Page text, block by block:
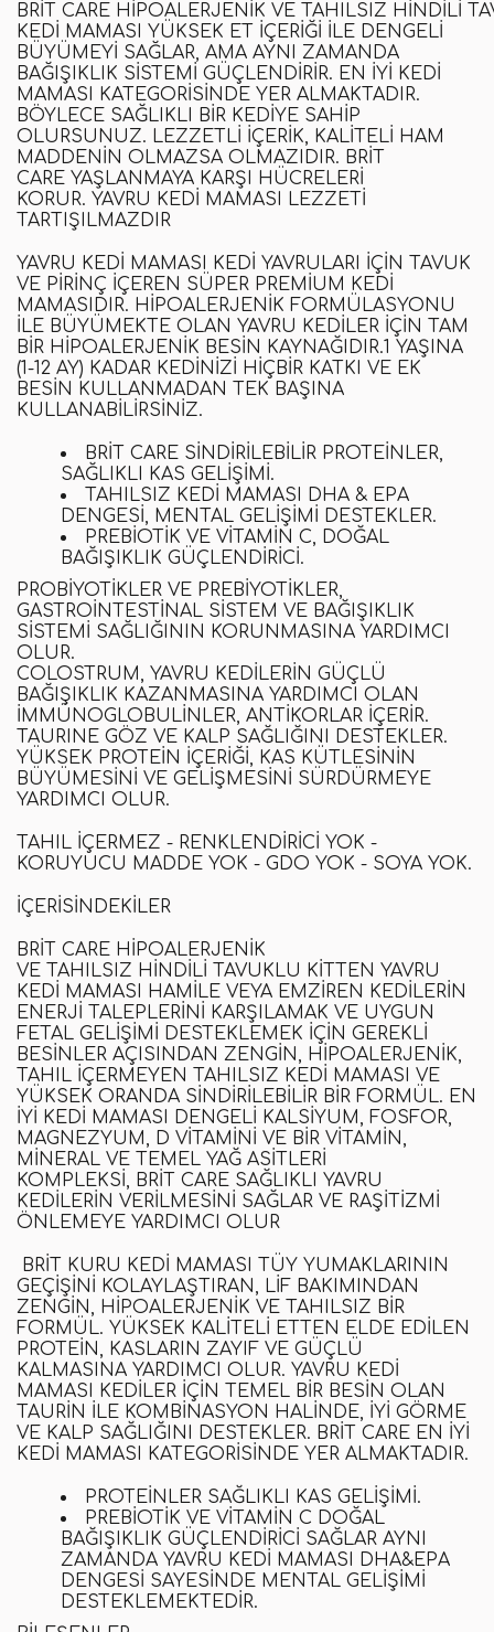
BRIT CARE HIPOALERJENIK VE TAHILSIZ HINDILI
KEDI MAMASI YÜKSEK ET IÇERIĞI ILE DENGELI
BÜYÜMEYI SAĞLAR, AMA AYNI ZAMANDA
BAĞIŞIKLIK SISTEMI GÜÇLENDIRIR. EN İYI KEDI
MAMASI KATEGORISINDE YER ALMAKTADIR.
BÖYLECE SAĞLIKLI BIR KEDIYE SAHIP
OLURSUNUZ. LEZZETLI IÇERIK, KALITELI HAM
MADDENIN OLMAZSA OLMAZIDIR. BRIT
CARE YAŞLANMAYA KARŞI HÜCRELERI
KORUR. YAVRU KEDI MAMASI LEZZETI
TARTIŞILMAZDIR
YAVRU KEDI MAMASI KEDI YAVRULARI IÇIN TAVUK
VE PIRINÇ IÇEREN SÜPER PREMIUM KEDI
MAMASIDIR. HIPOALERJENIK FORMÜLASYONU
ILE BÜYÜMEKTE OLAN YAVRU KEDILER IÇIN TAM
BIR HIPOALERJENIK BESIN KAYNAĞIDIR.1 YAŞINA
(1-12 AY) KADAR KEDINIZI HIÇBIR KATKI VE EK
BESIN KULLANMADAN TEK BAŞINA
KULLANABILIRSINIZ.
BRIT CARE SINDIRILEBILIR PROTEINLER,
SAĞLIKLI KAS GELIŞIMI.
TAHILSIZ KEDI MAMASI DHA & EPA
DENGESI, MENTAL GELIŞIMI DESTEKLER.
PREBIOTIK VE VITAMIN C, DOĞAL
BAĞIŞIKLIK GÜÇLENDIRICI.
PROBİYOTİKLER VE PREBİYOTİKLER,
GASTROINTESTINAL SISTEM VE BAĞIŞIKLIK
SISTEMI SAĞLIĞININ KORUNMASINA YARDIMCI
OLUR.
COLOSTRUM, YAVRU KEDILERIN GÜÇLÜ
BAĞIŞIKLIK KAZANMASINA YARDIMCI OLAN
IMMÜNOGLOBULINLER, ANTIKORLAR IÇERIR.
TAURINE GÖZ VE KALP SAĞLIĞINI DESTEKLER.
YÜKSEK PROTEİN İÇERİĞİ, KAS KÜTLESININ
BÜYÜMESINI VE GELIŞMESINI SÜRDÜRMEYE
YARDIMCI OLUR.
TAHIL IÇERMEZ - RENKLENDIRICI YOK -
KORUYUCU MADDE YOK - GDO YOK - SOYA YOK.
İÇERISINDEKILER
BRIT CARE HIPOALERJENIK
VE TAHILSIZ HINDILI TAVUKLU KITTEN YAVRU
KEDI MAMASI HAMILE VEYA EMZIREN KEDILERIN
ENERJI TALEPLERINI KARŞILAMAK VE UYGUN
FETAL GELIŞIMI DESTEKLEMEK IÇIN GEREKLI
BESINLER AÇISINDAN ZENGIN, HIPOALERJENIK,
TAHIL IÇERMEYEN TAHILSIZ KEDI MAMASI VE
YÜKSEK ORANDA SINDIRILEBILIR BIR FORMÜL. EN
İYI KEDI MAMASI DENGELI KALSIYUM, FOSFOR,
MAGNEZYUM, D VITAMINI VE BIR VITAMIN,
MINERAL VE TEMEL YAĞ ASITLERI
KOMPLEKSI, BRIT CARE SAĞLIKLI YAVRU
KEDILERIN VERILMESINI SAĞLAR VE RAŞITIZMI
ÖNLEMEYE YARDIMCI OLUR
BRIT KURU KEDI MAMASI TÜY YUMAKLARININ
GEÇIŞINI KOLAYLAŞTIRAN, LIF BAKIMINDAN
ZENGIN, HIPOALERJENIK VE TAHILSIZ BIR
FORMÜL. YÜKSEK KALITELI ETTEN ELDE EDILEN
PROTEIN, KASLARIN ZAYIF VE GÜÇLÜ
KALMASINA YARDIMCI OLUR. YAVRU KEDI
MAMASI KEDILER IÇIN TEMEL BIR BESIN OLAN
TAURIN ILE KOMBINASYON HALINDE, IYI GÖRME
VE KALP SAĞLIĞINI DESTEKLER. BRIT CARE EN İYI
KEDI MAMASI KATEGORISINDE YER ALMAKTADIR.
PROTEINLER SAĞLIKLI KAS GELIŞIMI.
PREBIOTIK VE VITAMIN C DOĞAL
BAĞIŞIKLIK GÜÇLENDIRICI SAĞLAR AYNI
ZAMANDA YAVRU KEDI MAMASI DHA&EPA
DENGESI SAYESINDE MENTAL GELIŞIMI
DESTEKLEMEKTEDIR.